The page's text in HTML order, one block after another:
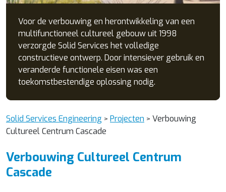
Voor de verbouwing en herontwikkeling van een
multifunctioneel cultureel gebouw uit 1998
verzorgde Solid Services het volledige
constructieve ontwerp. Door intensiever gebruik en
veranderde functionele eisen was een
toekomstbestendige oplossing nodig.
Solid Services Engineering > Projecten > Verbouwing
Cultureel Centrum Cascade
Verbouwing Cultureel Centrum
Cascade